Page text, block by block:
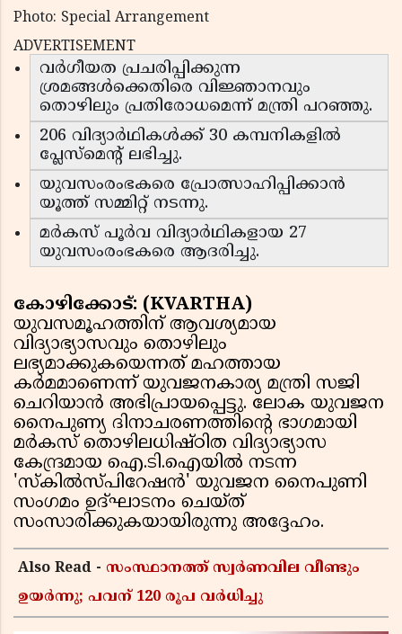
Photo: Special Arrangement
ADVERTISEMENT
വർഗീയത പ്രചരിപ്പിക്കുന്ന
ശ്രമങ്ങൾക്കെതിരെ വിജ്ഞാനവും
തൊഴിലും പ്രതിരോധമെന്ന് മന്ത്രി പറഞ്ഞു.
206 വിദ്യാർഥികൾക്ക് 30 കമ്പനികളിൽ
പ്ലേസ്‌മെൻ്റ് ലഭിച്ചു.
യുവസംരംഭകരെ പ്രോത്സാഹിപ്പിക്കാൻ
യൂത്ത് സമ്മിറ്റ് നടന്നു.
മർകസ് പൂർവ വിദ്യാർഥികളായ 27
യുവസംരംഭകരെ ആദരിച്ചു.
കോഴിക്കോട്: (KVARTHA)
യുവസമൂഹത്തിന് ആവശ്യമായ
വിദ്യാഭ്യാസവും തൊഴിലും
ലഭ്യമാക്കുകയെന്നത് മഹത്തായ
കർമമാണെന്ന് യുവജനകാര്യ മന്ത്രി സജി
ചെറിയാൻ അഭിപ്രായപ്പെട്ടു. ലോക യുവജന
നൈപുണ്യ ദിനാചരണത്തിന്റെ ഭാഗമായി
മർകസ് തൊഴിലധിഷ്ഠിത വിദ്യാഭ്യാസ
കേന്ദ്രമായ ഐ.ടി.ഐയിൽ നടന്ന
'സ്‌കിൽസ്പിറേഷൻ' യുവജന നൈപുണി
സംഗമം ഉദ്ഘാടനം ചെയ്ത്
സംസാരിക്കുകയായിരുന്നു അദ്ദേഹം.
Also Read - സംസ്ഥാനത്ത് സ്വര്‍ണവില വീണ്ടും
ഉയർന്നു; പവന് 120 രൂപ വര്‍ധിച്ചു